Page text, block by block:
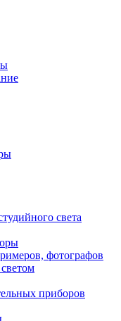
света
фотографов
приборов